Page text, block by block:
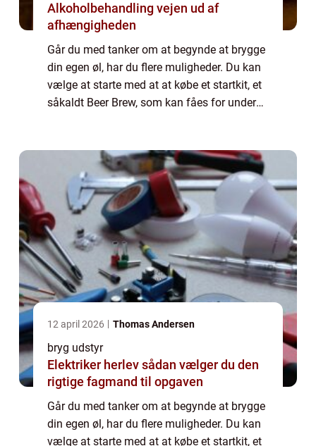
Alkoholbehandling vejen ud af
afhængigheden
Går du med tanker om at begynde at brygge
din egen øl, har du flere muligheder. Du kan
vælge at starte med at at købe et startkit, et
såkaldt Beer Brew, som kan fåes for under
12 april 2026 Thomas Andersen
bryg udstyr
Elektriker herlev sådan vælger du den
rigtige fagmand til opgaven
Går du med tanker om at begynde at brygge
din egen øl, har du flere muligheder. Du kan
vælge at starte med at at købe et startkit, et